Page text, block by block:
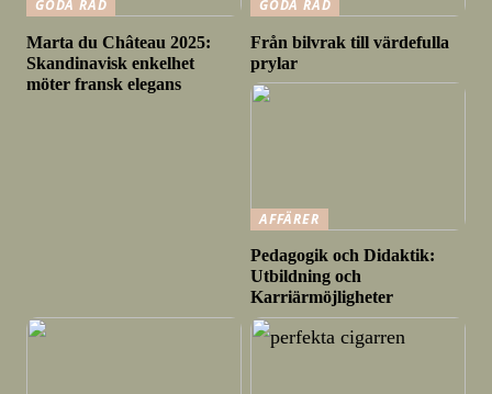
GODA RÅD
Marta du Château 2025:
Skandinavisk enkelhet
möter fransk elegans
GODA RÅD
Från bilvrak till värdefulla
prylar
AFFÄRER
Pedagogik och Didaktik:
Utbildning och
Karriärmöjligheter